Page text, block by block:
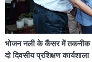
भोजन नली के कैंसर में तकनीक
दो दिवसीय प्रशिक्षण कार्यशाला